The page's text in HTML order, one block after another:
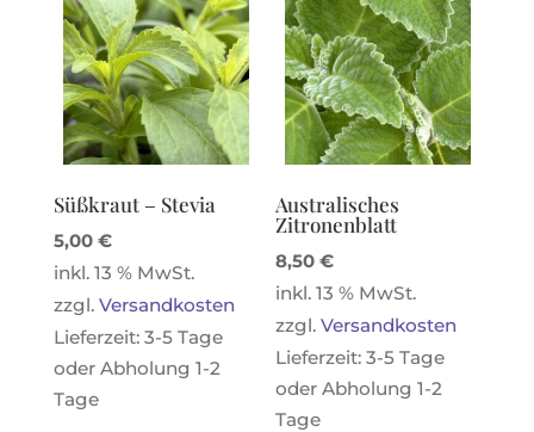
Süßkraut – Stevia
5,00 €
inkl. 13 % MwSt.
zzgl. Versandkosten
Lieferzeit: 3-5 Tage
oder Abholung 1-2
Tage
Australisches
Zitronenblatt
8,50€
inkl. 13 % MwSt.
zzgl.Versandkosten
Lieferzeit:3-5 Tage
oder Abholung 1-2
Tage